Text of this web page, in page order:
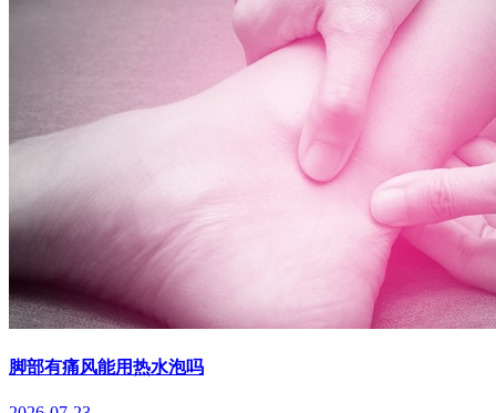
脚部有痛风能用热水泡吗